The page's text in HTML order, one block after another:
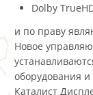
Dolby
и по праву
Новое
оборудования
Каталист